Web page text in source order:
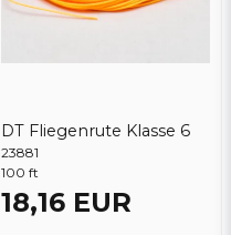
DT Fliegenrute Klasse 6
23881
100 ft
18,16 EUR